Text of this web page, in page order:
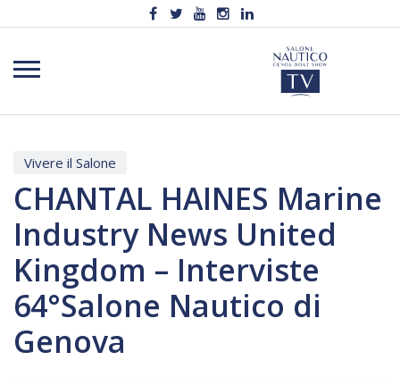
Vivere il Salone
CHANTAL HAINES Marine
Industry News United
Kingdom – Interviste
64°Salone Nautico di
Genova